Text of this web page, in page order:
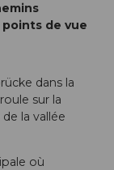
points de vue
dans la
sur la
la vallée
où